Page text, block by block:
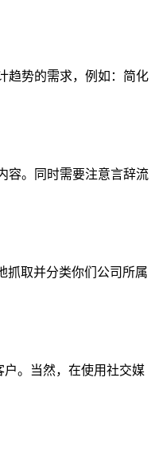
趋势的需求，例如：简化
容。同时需要注意言辞流
抓取并分类你们公司所属
户。当然，在使用社交媒